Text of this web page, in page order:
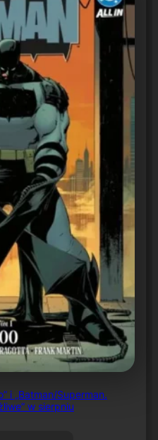
i „Batman/Superman.
w sierpniu